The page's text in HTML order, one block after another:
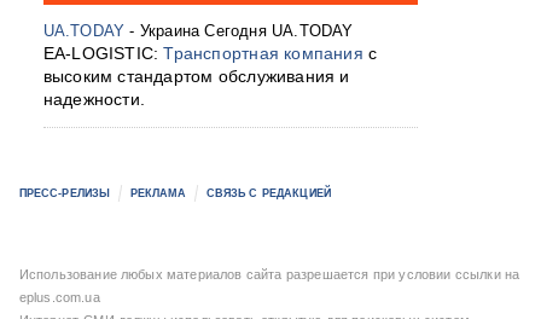
UA.TODAY - Украина Сегодня UA.TODAY
EA-LOGISTIC:Транспортная компания с
высоким стандартом обслуживания и
надежности.
ПРЕСС-РЕЛИЗЫ РЕКЛАМА СВЯЗЬ С РЕДАКЦИЕЙ
Использование любых материалов сайта разрешается при условии ссылки на
eplus.com.ua